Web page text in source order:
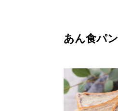
あん食パン